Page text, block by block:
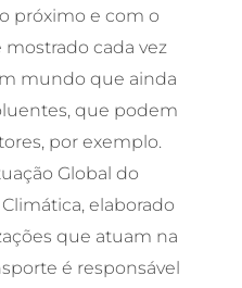
próximo e com o
cada vez
mundo que ainda
que podem
por exemplo.
Global do
elaborado
que atuam na
é responsável